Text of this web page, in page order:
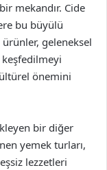
mekandır. Cide
bu büyülü
ürünler, geleneksel
önemini
bir diğer
yemek turları,
lezzetleri